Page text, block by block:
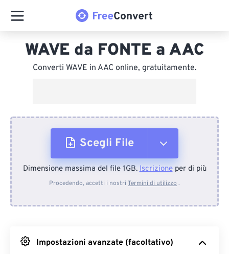
WAVE da FONTE a AAC
Converti WAVE in AAC online, gratuitamente.
Scegli File
Dal dispositivo
Da Google Drive
Dimensione massima del file 1GB.Iscrizioneper di più
Procedendo, accetti i nostri Termini di utilizzo .
Impostazioni avanzate (facoltativo)